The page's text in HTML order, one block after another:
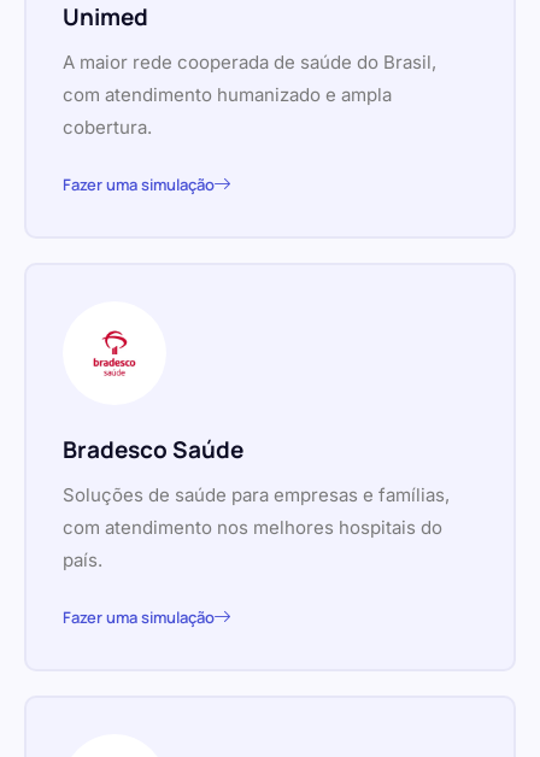
Unimed
A maior rede cooperada de saúde do Brasil,
com atendimento humanizado e ampla
cobertura.
Fazer uma simulação
Bradesco Saúde
Soluções de saúde para empresas e famílias,
com atendimento nos melhores hospitais do
país.
Fazer uma simulação